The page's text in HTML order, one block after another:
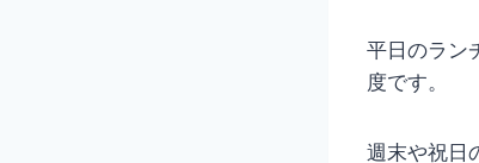
平日のラン
度です。
週末や祝日